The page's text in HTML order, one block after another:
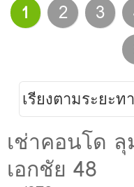
1 2 3
เช่าคอนโด
เอกชัย 48